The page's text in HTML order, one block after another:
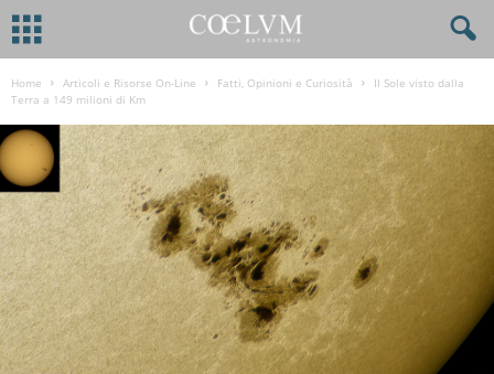
Home Articoli e Risorse On-Line Fatti, Opinioni e Curiosità
Il Sole visto dalla
Terra a 149 milioni di Km